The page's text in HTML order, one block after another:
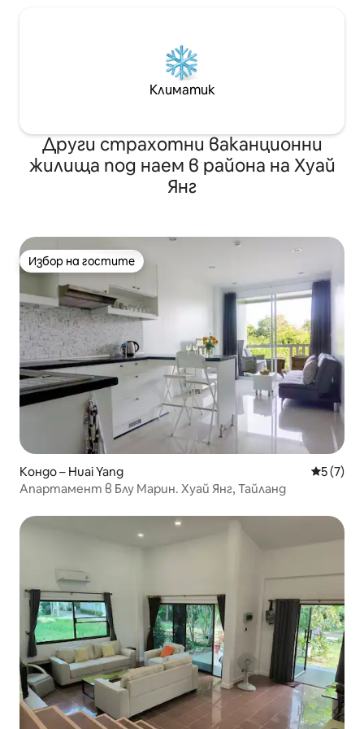
Климатик
Други страхотни ваканционни
жилища под наем в района на Хуай
Янг
Избор на гостите
Избор на гостите
Кондо – Huai Yang Средна
5 (7)
Апартамент в Блу Марин. Хуай Янг, Тайланд